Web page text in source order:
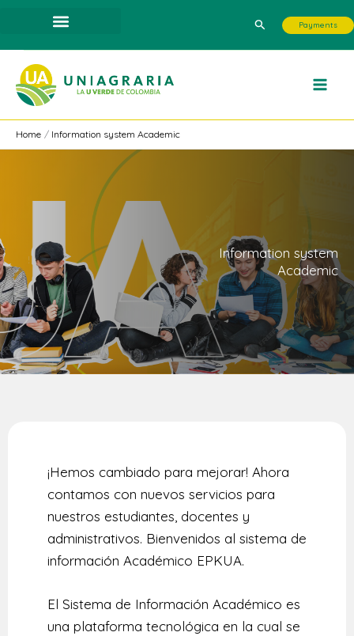
content
Search Payments
Home Information system Academic
Information system
Academic
¡Hemos cambiado para mejorar! Ahora
contamos con nuevos servicios para
nuestros estudiantes, docentes y
administrativos. Bienvenidos al sistema de
información Académico EPKUA.
El Sistema de Información Académico es
una plataforma tecnológica en la cual se